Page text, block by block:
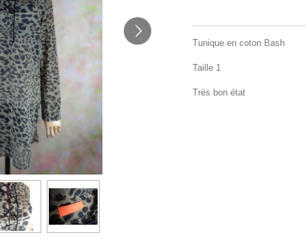
Tunique en coton Bash
Taille 1
Très bon état